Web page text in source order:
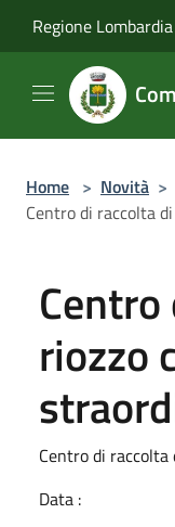
Regione Lombardia
Home > Novità >
Centro di raccolta
riozzo
Centro di
Data :